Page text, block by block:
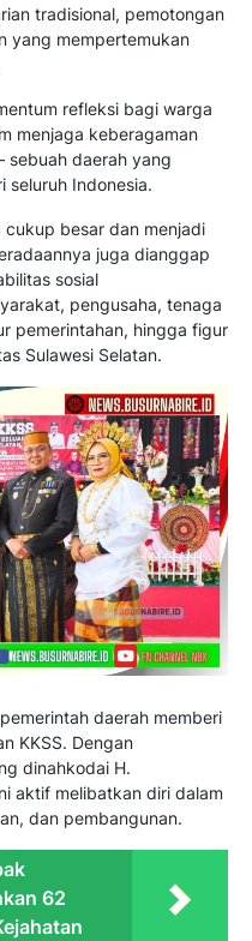
tradisional, pemotongan
yang mempertemukan
refleksi bagi warga
menjaga keberagaman
sebuah daerah yang
seluruh Indonesia.
cukup besar dan menjadi
juga dianggap
sosial
pengusaha, tenaga
pemerintahan, hingga figur
Sulawesi Selatan.
daerah memberi
KKSS. Dengan
dinahkodai H.
aktif melibatkan diri dalam
dan pembangunan.
62